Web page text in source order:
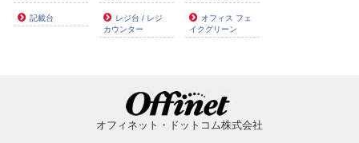
記載台
レジ台 / レジ
カウンター
オフィス フェ
イクグリーン
オフィネット・ドットコム株式会社